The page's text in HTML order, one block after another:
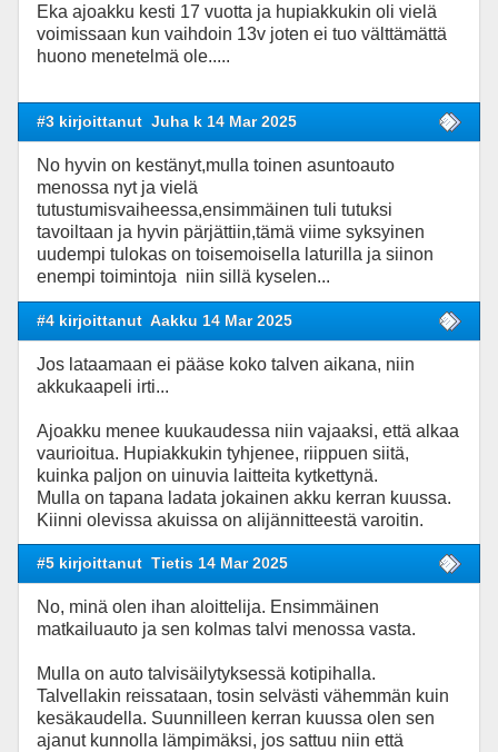
Eka ajoakku kesti 17 vuotta ja hupiakkukin oli vielä
voimissaan kun vaihdoin 13v joten ei tuo välttämättä
huono menetelmä ole.....
#3 kirjoittanut Juha k 14 Mar 2025
No hyvin on kestänyt,mulla toinen asuntoauto
menossa nyt ja vielä
tutustumisvaiheessa,ensimmäinen tuli tutuksi
tavoiltaan ja hyvin pärjättiin,tämä viime syksyinen
uudempi tulokas on toisemoisella laturilla ja siinon
enempi toimintoja niin sillä kyselen...
#4 kirjoittanut Aakku 14 Mar 2025
Jos lataamaan ei pääse koko talven aikana, niin
akkukaapeli irti...
Ajoakku menee kuukaudessa niin vajaaksi, että alkaa
vaurioitua. Hupiakkukin tyhjenee, riippuen siitä,
kuinka paljon on uinuvia laitteita kytkettynä.
Mulla on tapana ladata jokainen akku kerran kuussa.
Kiinni olevissa akuissa on alijännitteestä varoitin.
#5 kirjoittanut Tietis 14 Mar 2025
No, minä olen ihan aloittelija. Ensimmäinen
matkailuauto ja sen kolmas talvi menossa vasta.
Mulla on auto talvisäilytyksessä kotipihalla.
Talvellakin reissataan, tosin selvästi vähemmän kuin
kesäkaudella. Suunnilleen kerran kuussa olen sen
ajanut kunnolla lämpimäksi, jos sattuu niin että